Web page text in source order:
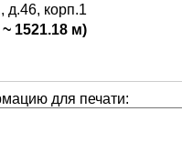
д.46, корп.1
1521.18 м)
для печати: